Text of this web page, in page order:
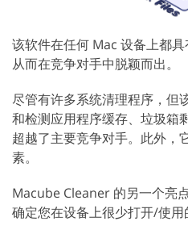
该软件在任何 Mac 设备上都
从而在竞争对手中脱颖而出。
尽管有许多系统清理程序，但
和检测应用程序缓存、垃圾箱
超越了主要竞争对手。此外，
素。
Macube Cleaner 的另一个亮
确定您在设备上很少打开/使用